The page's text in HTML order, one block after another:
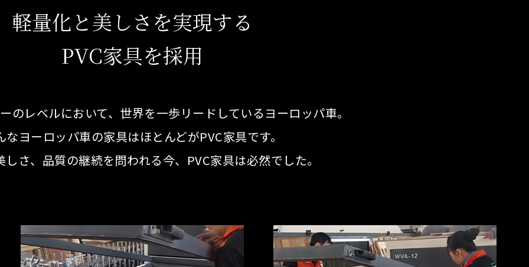
軽量化と美しさを実現する
PVC家具を採用
のレベルにおいて、世界を一歩リードしているヨーロッパ車。
なヨーロッパ車の家具はほとんどがPVC家具です。
さ、品質の継続を問われる今、PVC家具は必然でした。